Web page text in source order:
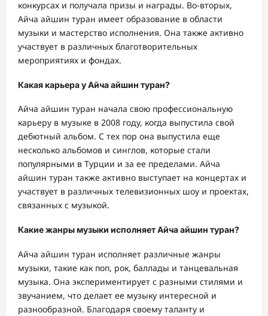
конкурсах и получала призы и награды. Во-вторых,
Айча айшин туран имеет образование в области
музыки и мастерство исполнения. Она также активно
участвует в различных благотворительных
мероприятиях и фондах.
Какая карьера у Айча айшин туран?
Айча айшин туран начала свою профессиональную
карьеру в музыке в 2008 году, когда выпустила свой
дебютный альбом. С тех пор она выпустила еще
несколько альбомов и синглов, которые стали
популярными в Турции и за ее пределами. Айча
айшин туран также активно выступает на концертах и
участвует в различных телевизионных шоу и проектах,
связанных с музыкой.
Какие жанры музыки исполняет Айча айшин туран?
Айча айшин туран исполняет различные жанры
музыки, такие как поп, рок, баллады и танцевальная
музыка. Она экспериментирует с разными стилями и
звучанием, что делает ее музыку интересной и
разнообразной. Благодаря своему таланту и